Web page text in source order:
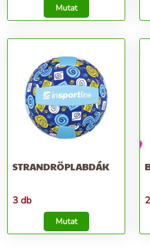
Mutat
STRANDRÖPLABDÁK
3 db
Mutat